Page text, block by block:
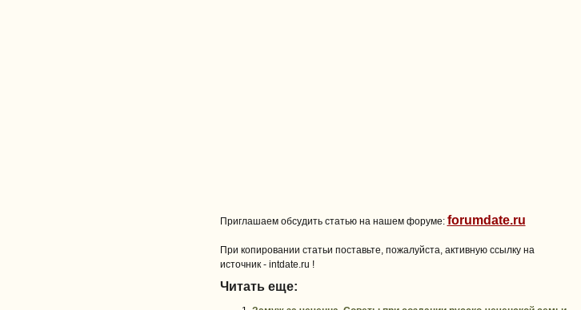
Приглашаем обсудить статью на нашем форуме: forumdate.ru
При копировании статьи поставьте, пожалуйста, активную ссылку на
источник - intdate.ru !
Читать еще: